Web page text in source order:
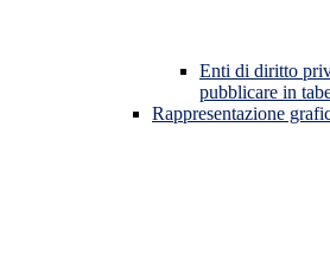
Enti di diritto
pubblicare in
Rappresentazione